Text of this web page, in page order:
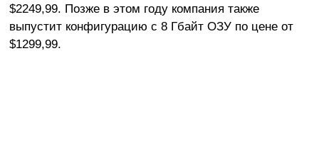
$2249,99. Позже в этом году компания также
выпустит конфигурацию с 8 Гбайт ОЗУ по цене от
$1299,99.